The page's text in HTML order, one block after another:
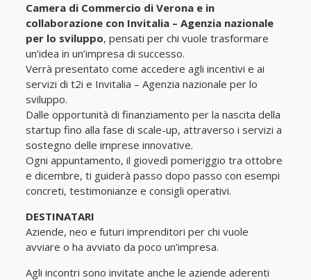
Camera di Commercio di Verona e in
collaborazione con Invitalia – Agenzia nazionale
per lo sviluppo, pensati per chi vuole trasformare
un’idea in un’impresa di successo.
Verrà presentato come accedere agli incentivi e ai
servizi di t2i e Invitalia – Agenzia nazionale per lo
sviluppo.
Dalle opportunità di finanziamento per la nascita della
startup fino alla fase di scale-up, attraverso i servizi a
sostegno delle imprese innovative.
Ogni appuntamento, il giovedì pomeriggio tra ottobre
e dicembre, ti guiderà passo dopo passo con esempi
concreti, testimonianze e consigli operativi.
DESTINATARI
Aziende, neo e futuri imprenditori per chi vuole
avviare o ha avviato da poco un’impresa.
Agli incontri sono invitate anche le aziende aderenti